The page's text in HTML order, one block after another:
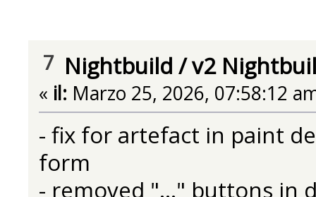
7 Nightbuild /v2
« il: Marzo 25, 2026, 07:58:12
- fix for artefact in paint
form
- removed "..." buttons in